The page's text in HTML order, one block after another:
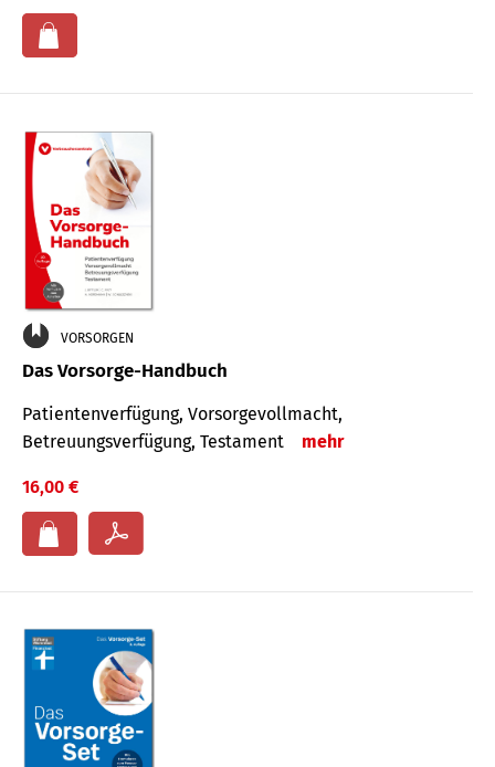
VORSORGEN
Das Vorsorge-Handbuch
Patientenverfügung, Vorsorgevollmacht,
Betreuungsverfügung, Testament
mehr
16,00 €